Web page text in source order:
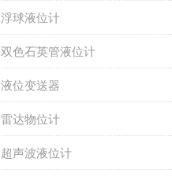
浮球液位计
双色石英管液位计
液位变送器
雷达物位计
超声波液位计